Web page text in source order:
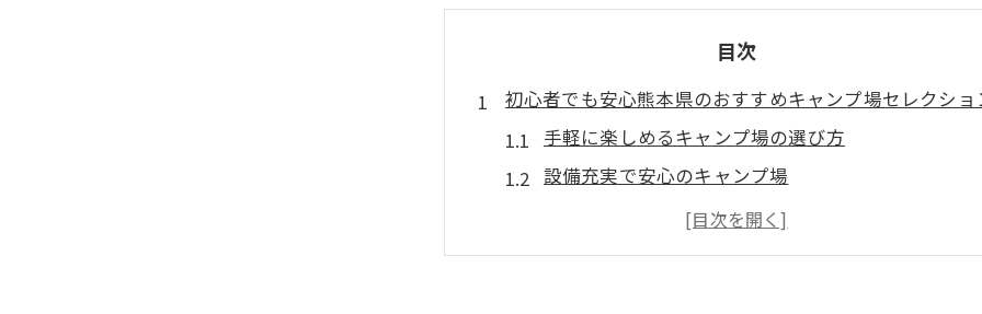
目次
初心者でも安心熊本県のおすすめキャンプ場セレクショ
手軽に楽しめるキャンプ場の選び方
設備充実で安心のキャンプ場
初心者に優しい熊本県のキャンプ場とは
おすすめのキャンプ場で自然を満喫